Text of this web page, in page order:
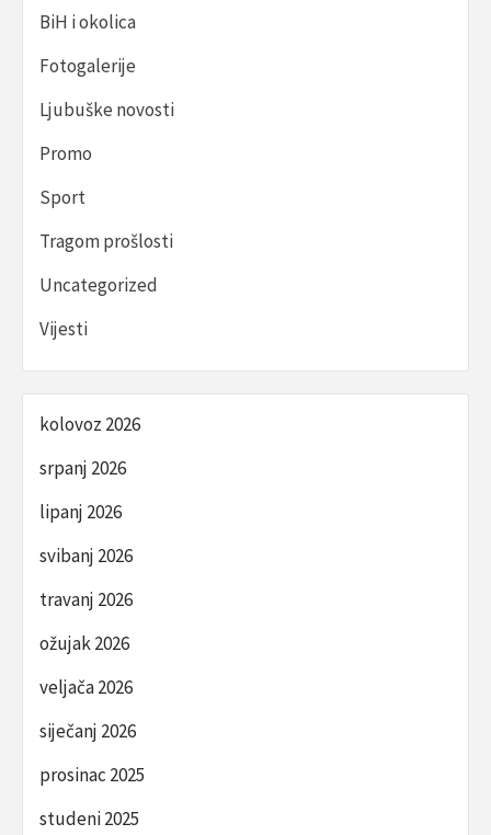
BiH i okolica
Fotogalerije
Ljubuške novosti
Promo
Sport
Tragom prošlosti
Uncategorized
Vijesti
kolovoz 2026
srpanj 2026
lipanj 2026
svibanj 2026
travanj 2026
ožujak 2026
veljača 2026
siječanj 2026
prosinac 2025
studeni 2025